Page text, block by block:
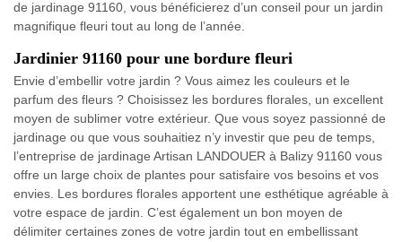
de jardinage 91160, vous bénéficierez d’un conseil pour un jardin
magnifique fleuri tout au long de l’année.
Jardinier 91160 pour une bordure fleuri
Envie d’embellir votre jardin ? Vous aimez les couleurs et le
parfum des fleurs ? Choisissez les bordures florales, un excellent
moyen de sublimer votre extérieur. Que vous soyez passionné de
jardinage ou que vous souhaitiez n’y investir que peu de temps,
l’entreprise de jardinage Artisan LANDOUER à Balizy 91160 vous
offre un large choix de plantes pour satisfaire vos besoins et vos
envies. Les bordures florales apportent une esthétique agréable à
votre espace de jardin. C’est également un bon moyen de
délimiter certaines zones de votre jardin tout en embellissant